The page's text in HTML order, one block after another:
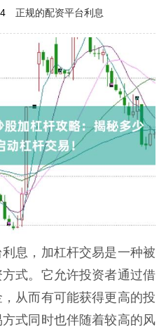
正规的配资平台利息
息，加杠杆交易是一种被
式。它允许投资者通过借
从而有可能获得更高的投
式同时也伴随着较高的风